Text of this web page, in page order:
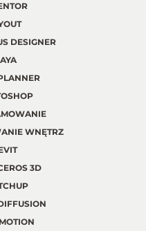
DESIGNER
WNĘTRZ
3D